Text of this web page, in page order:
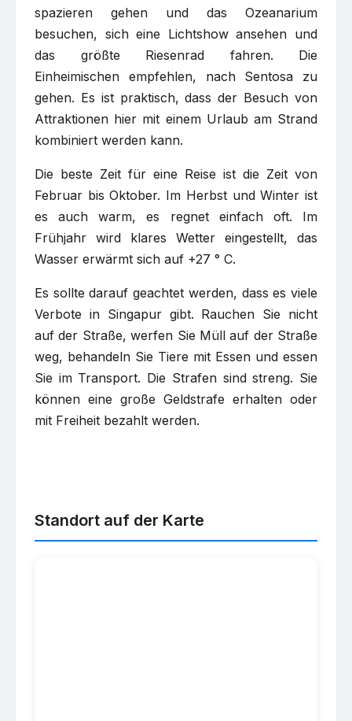
spazieren gehen und das Ozeanarium
besuchen, sich eine Lichtshow ansehen und
das größte Riesenrad fahren. Die
Einheimischen empfehlen, nach Sentosa zu
gehen. Es ist praktisch, dass der Besuch von
Attraktionen hier mit einem Urlaub am Strand
kombiniert werden kann.
Die beste Zeit für eine Reise ist die Zeit von
Februar bis Oktober. Im Herbst und Winter ist
es auch warm, es regnet einfach oft. Im
Frühjahr wird klares Wetter eingestellt, das
Wasser erwärmt sich auf +27 ° C.
Es sollte darauf geachtet werden, dass es viele
Verbote in Singapur gibt. Rauchen Sie nicht
auf der Straße, werfen Sie Müll auf der Straße
weg, behandeln Sie Tiere mit Essen und essen
Sie im Transport. Die Strafen sind streng. Sie
können eine große Geldstrafe erhalten oder
mit Freiheit bezahlt werden.
Standort auf der Karte